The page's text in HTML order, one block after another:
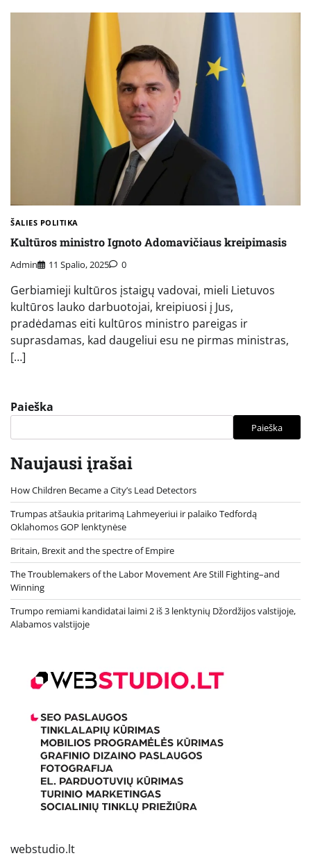
ŠALIES POLITIKA
Kultūros ministro Ignoto Adomavičiaus kreipimasis
Admin 11 Spalio, 2025 0
Gerbiamieji kultūros įstaigų vadovai, mieli Lietuvos
kultūros lauko darbuotojai, kreipiuosi į Jus,
pradėdamas eiti kultūros ministro pareigas ir
suprasdamas, kad daugeliui esu ne pirmas ministras,
[…]
Paieška
Paieška
Naujausi įrašai
How Children Became a City’s Lead Detectors
Trumpas atšaukia pritarimą Lahmeyeriui ir palaiko Tedfordą
Oklahomos GOP lenktynėse
Britain, Brexit and the spectre of Empire
The Troublemakers of the Labor Movement Are Still Fighting–and
Winning
Trumpo remiami kandidatai laimi 2 iš 3 lenktynių Džordžijos valstijoje,
Alabamos valstijoje
webstudio.lt